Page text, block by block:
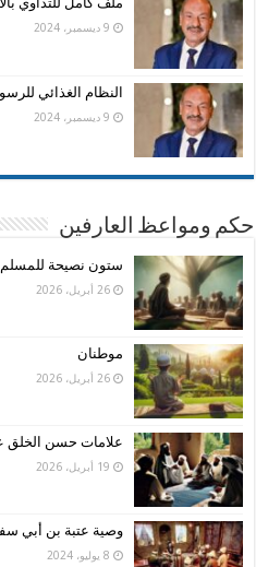
9 ديسمبر، 2024
النظام الغذائي
9 ديسمبر، 2024
حكم ومواعظ العارفين
ستون نصيحة للمسلم
26 أبريل، 2026
موطنان
26 أبريل، 2026
علامات حسن
19 أبريل، 2026
وصية عتبة بن أبي
8 يوليو، 2024